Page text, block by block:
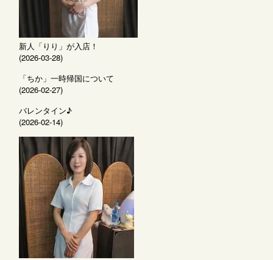
新人「りり」が入店！
(2026-03-28)
「ちか」一時帰国について
(2026-02-27)
バレンタイン♪
(2026-02-14)